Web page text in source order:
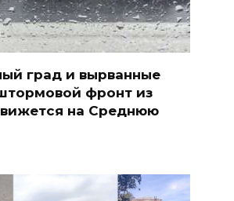
град и вырванные
фронт из
на Среднюю